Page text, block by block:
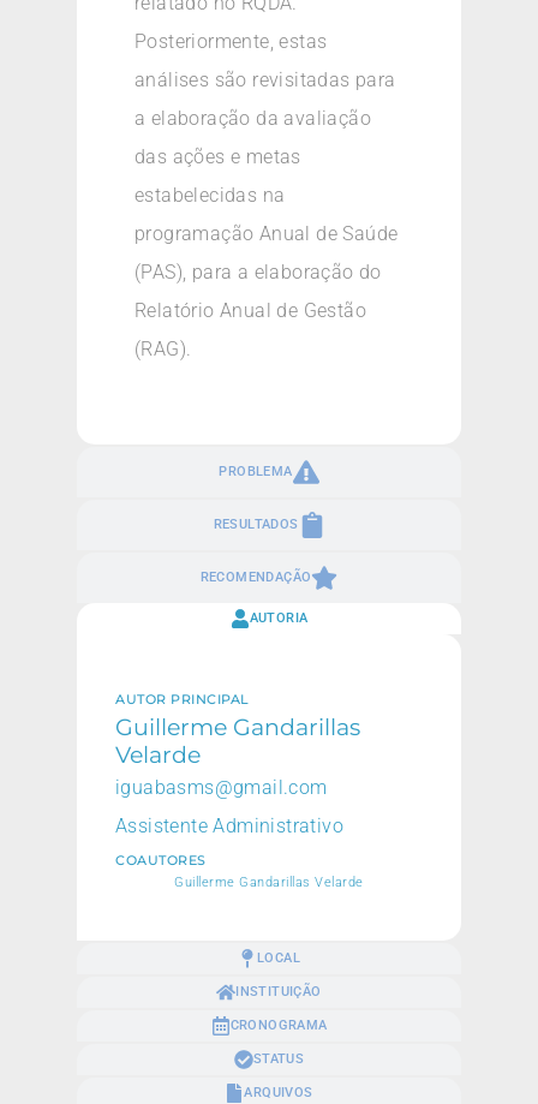
PROBLEMA
RESULTADOS
RECOMENDAÇÃO
Posteriormente, estas
análises são revisitadas para
a elaboração da avaliação
das ações e metas
estabelecidas na
programação Anual de Saúde
(PAS), para a elaboração do
Relatório Anual de Gestão
(RAG).
AUTORIA
LOCAL
INSTITUIÇÃO
CRONOGRAMA
STATUS
ARQUIVOS
AUTOR PRINCIPAL
Guillerme Gandarillas
Velarde
iguabasms@gmail.com
Assistente Administrativo
COAUTORES
Guillerme Gandarillas Velarde